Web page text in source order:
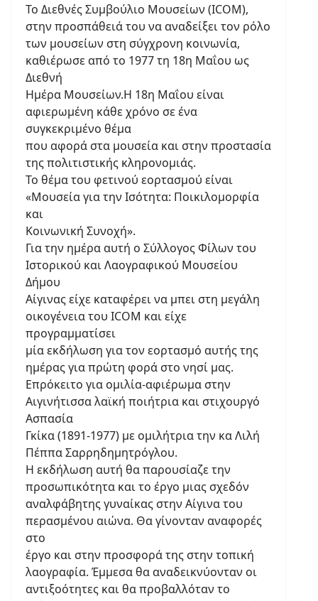
Το Διεθνές Συμβούλιο Μουσείων (ICOM),
στην προσπάθειά του να αναδείξει τον ρόλο
των μουσείων στη σύγχρονη κοινωνία,
καθιέρωσε από το 1977 τη 18η Μαΐου ως
Διεθνή
Ημέρα Μουσείων.Η 18η Μαΐου είναι
αφιερωμένη κάθε χρόνο σε ένα
συγκεκριμένο θέμα
που αφορά στα μουσεία και στην προστασία
της πολιτιστικής κληρονομιάς.
Το θέμα του φετινού εορτασμού είναι
«Μουσεία για την Ισότητα: Ποικιλομορφία
και
Kοινωνική Συνοχή».
Για την ημέρα αυτή ο Σύλλογος Φίλων του
Ιστορικού και Λαογραφικού Μουσείου
Δήμου
Αίγινας είχε καταφέρει να μπει στη μεγάλη
οικογένεια του ICOM και είχε
προγραμματίσει
μία εκδήλωση για τον εορτασμό αυτής της
ημέρας για πρώτη φορά στο νησί μας.
Επρόκειτο για ομιλία-αφιέρωμα στην
Αιγινήτισσα λαϊκή ποιήτρια και στιχουργό
Ασπασία
Γκίκα (1891-1977) με ομιλήτρια την κα Λιλή
Πέππα Σαρρηδημητρόγλου.
Η εκδήλωση αυτή θα παρουσίαζε την
προσωπικότητα και το έργο μιας σχεδόν
αναλφάβητης γυναίκας στην Αίγινα του
περασμένου αιώνα. Θα γίνονταν αναφορές
στο
έργο και στην προσφορά της στην τοπική
λαογραφία. Έμμεσα θα αναδεικνύονταν οι
αντιξοότητες και θα προβαλλόταν το